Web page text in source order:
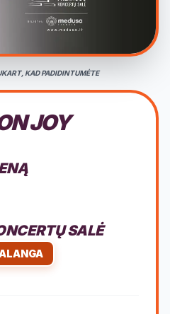
KAD PADIDINTUMĖTE
JOY
SALĖ